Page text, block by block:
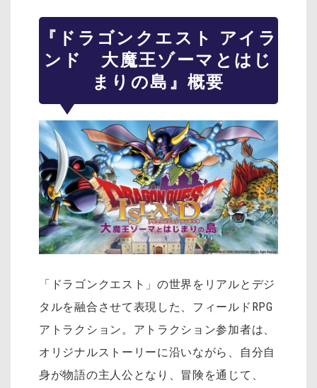
『ドラゴンクエスト アイラ
ンド 大魔王ゾーマとはじ
まりの島』概要
「ドラゴンクエスト」の世界をリアルとデジ
タルを融合させて表現した、フィールドRPG
アトラクション。アトラクション参加者は、
オリジナルストーリーに沿いながら、自分自
身が物語の主人公となり、冒険を通じて、